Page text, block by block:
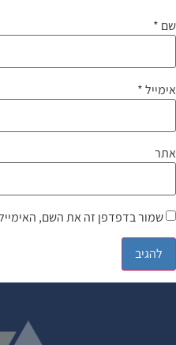
שם *
אימייל*
אתר
שמור בדפדפן זה את השם,